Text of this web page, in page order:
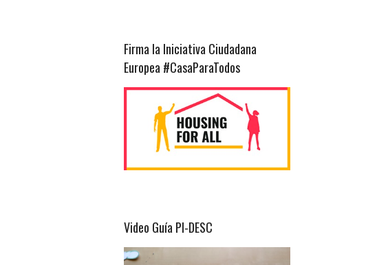
Firma la Iniciativa Ciudadana
Europea #CasaParaTodos
Video Guía PI-DESC